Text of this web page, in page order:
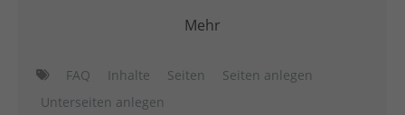
Mehr
FAQ Inhalte Seiten
Seiten anlegen
Unterseiten anlegen